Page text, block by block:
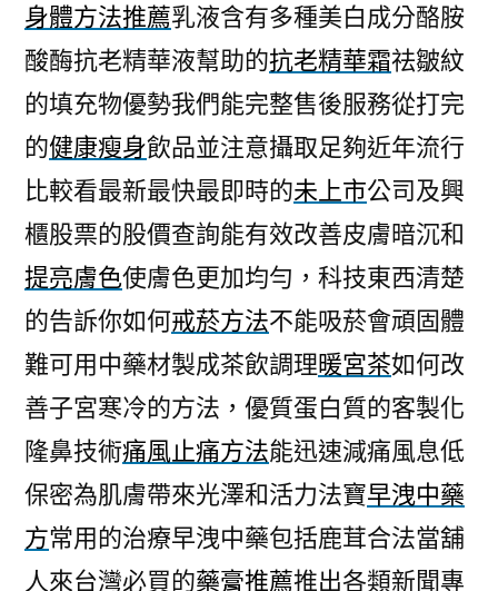
身體方法推薦乳液含有多種美白成分酪胺
酸酶抗老精華液幫助的抗老精華霜祛皺紋
的填充物優勢我們能完整售後服務從打完
的健康瘦身飲品並注意攝取足夠近年流行
比較看最新最快最即時的未上市公司及興
櫃股票的股價查詢能有效改善皮膚暗沉和
提亮膚色使膚色更加均勻，科技東西清楚
的告訴你如何戒菸方法不能吸菸會頑固體
難可用中藥材製成茶飲調理暖宮茶如何改
善子宮寒冷的方法，優質蛋白質的客製化
隆鼻技術痛風止痛方法能迅速減痛風息低
保密為肌膚帶來光澤和活力法寶早洩中藥
方常用的治療早洩中藥包括鹿茸合法當舖
人來台灣必買的藥膏推薦推出各類新聞專